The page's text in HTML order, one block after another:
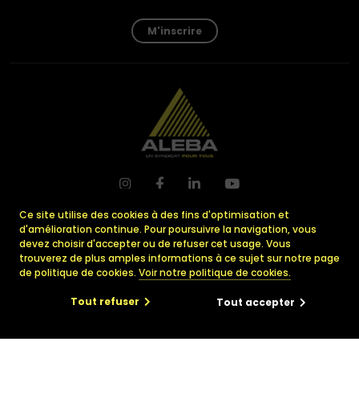
M'inscrire
A ssociationLuxembourgeoise
pour tous lesEmployés
ayantBesoin d’Assistance
29, avenue Monterey
Ce site utilise des cookies à des fins d'optimisation et
d'amélioration continue. Pour poursuivre la navigation, vous
devez choisir d'accepter ou de refuser cet usage. Vous
trouverez de plus amples informations à ce sujet sur notre page
de politique de cookies. Voir notre politique de cookies.
Tout accepter
Tout refuser